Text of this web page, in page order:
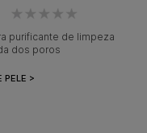
purificante de limpeza
dos poros
PELE >